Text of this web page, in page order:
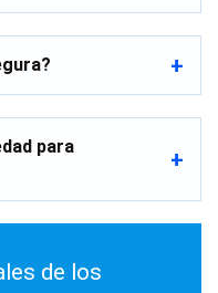
para
de los